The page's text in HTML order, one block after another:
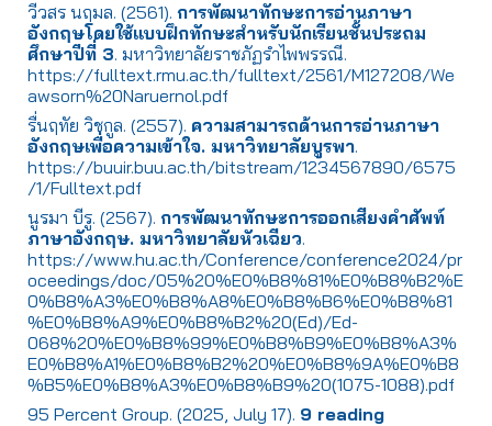
วีวสร นฤมล. (2561).การพัฒนาทักษะการอ่านภาษา
อังกฤษโดยใช้แบบฝึกทักษะสำหรับนักเรียนชั้นประถม
ศึกษาปีที่ 3. มหาวิทยาลัยราชภัฏรำไพพรรณี.
https://fulltext.rmu.ac.th/fulltext/2561/M127208/We
awsorn%20Naruernol.pdf
รื่นฤทัย วิชกูล. (2557). ความสามารถด้านการอ่านภาษา
อังกฤษเพื่อความเข้าใจ. มหาวิทยาลัยบูรพา.
https://buuir.buu.ac.th/bitstream/1234567890/6575
/1/Fulltext.pdf
นูรมา บีรู. (2567).การพัฒนาทักษะการออกเสียงคำศัพท์
ภาษาอังกฤษ. มหาวิทยาลัยหัวเฉียว.
https://www.hu.ac.th/Conference/conference2024/pr
oceedings/doc/05%20%E0%B8%81%E0%B8%B2%E
0%B8%A3%E0%B8%A8%E0%B8%B6%E0%B8%81
%E0%B8%A9%E0%B8%B2%20(Ed)/Ed-
068%20%E0%B8%99%E0%B8%B9%E0%B8%A3%
E0%B8%A1%E0%B8%B2%20%E0%B8%9A%E0%B8
%B5%E0%B8%A3%E0%B8%B9%20(1075-1088).pdf
95 Percent Group. (2025, July 17). 9 reading